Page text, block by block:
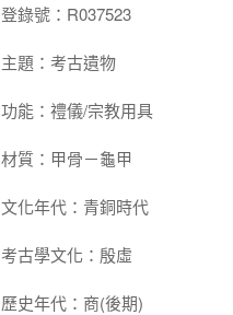
登錄號：R037523
主題：考古遺物
功能：禮儀/宗教用具
材質：甲骨－龜甲
文化年代：青銅時代
考古學文化：殷虛
歷史年代：商(後期)